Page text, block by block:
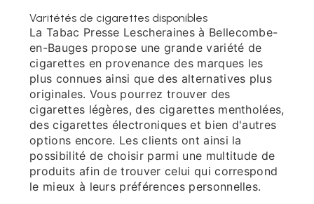
Varitétés de cigarettes disponibles
La Tabac Presse Lescheraines à Bellecombe-
en-Bauges propose une grande variété de
cigarettes en provenance des marques les
plus connues ainsi que des alternatives plus
originales. Vous pourrez trouver des
cigarettes légères, des cigarettes mentholées,
des cigarettes électroniques et bien d'autres
options encore. Les clients ont ainsi la
possibilité de choisir parmi une multitude de
produits afin de trouver celui qui correspond
le mieux à leurs préférences personnelles.